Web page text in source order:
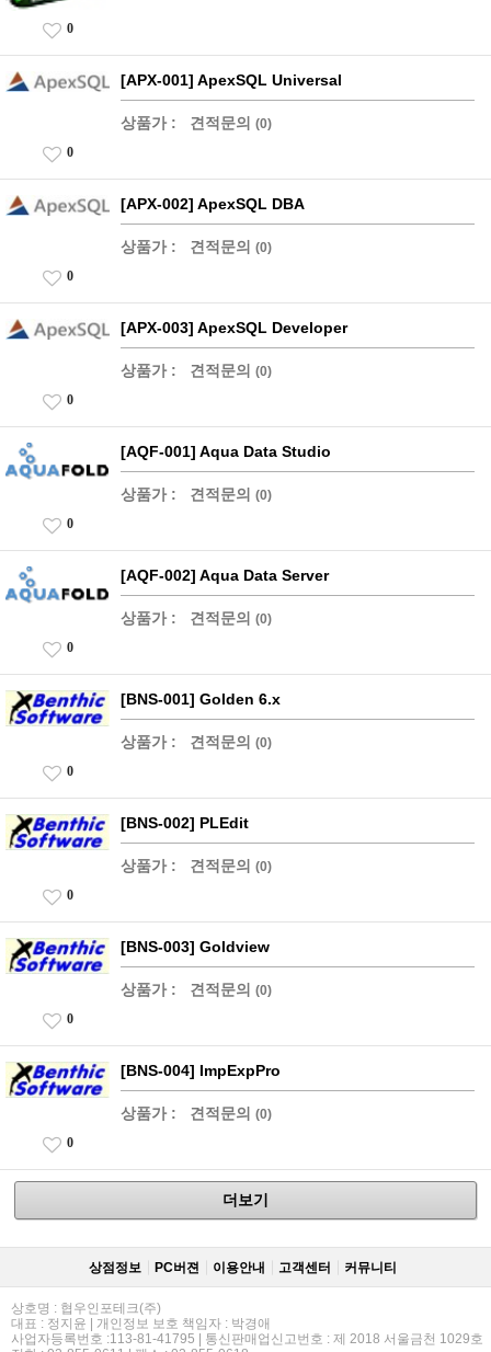
0
[APX-001] ApexSQL Universal
상품가 : 견적문의 (0)
0
[APX-002] ApexSQL DBA
상품가 : 견적문의 (0)
0
[APX-003] ApexSQL Developer
상품가 : 견적문의 (0)
0
[AQF-001] Aqua Data Studio
상품가 : 견적문의 (0)
0
[AQF-002] Aqua Data Server
상품가 : 견적문의 (0)
0
[BNS-001] Golden 6.x
상품가 : 견적문의 (0)
0
[BNS-002] PLEdit
상품가 : 견적문의 (0)
0
[BNS-003] Goldview
상품가 : 견적문의 (0)
0
[BNS-004] ImpExpPro
상품가 : 견적문의 (0)
0
더보기
상점정보 PC버젼 이용안내 고객센터 커뮤니티
상호명 : 협우인포테크(주)
대표 : 정지윤 | 개인정보 보호 책임자 : 박경애
사업자등록번호 :113-81-41795 | 통신판매업신고번호 : 제 2018 서울금천 1029호